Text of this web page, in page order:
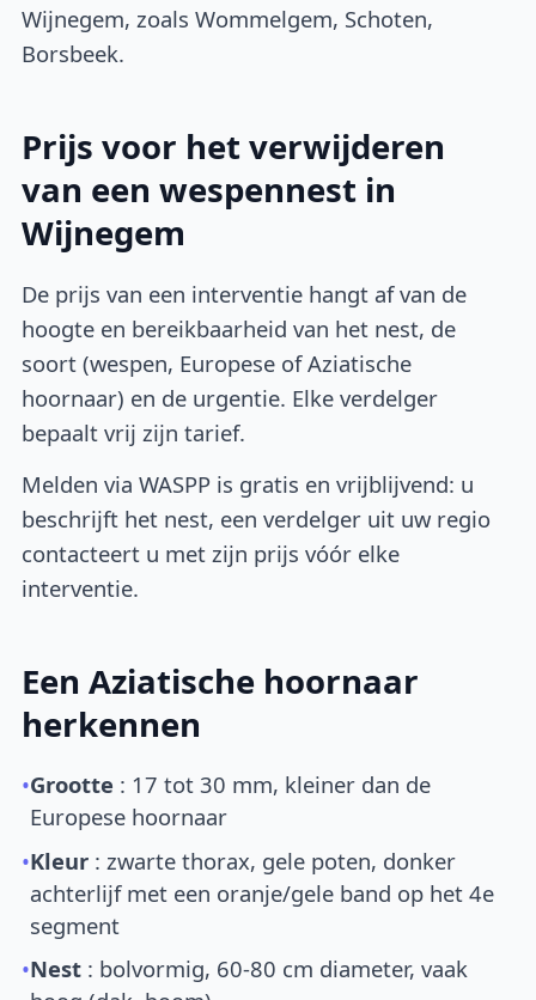
Wijnegem, zoals Wommelgem, Schoten,
Borsbeek.
Prijs voor het verwijderen
van een wespennest in
Wijnegem
De prijs van een interventie hangt af van de
hoogte en bereikbaarheid van het nest, de
soort (wespen, Europese of Aziatische
hoornaar) en de urgentie. Elke verdelger
bepaalt vrij zijn tarief.
Melden via WASPP is gratis en vrijblijvend: u
beschrijft het nest, een verdelger uit uw regio
contacteert u met zijn prijs vóór elke
interventie.
Een Aziatische hoornaar
herkennen
•Grootte : 17 tot 30 mm, kleiner dan de
Europese hoornaar
•Kleur : zwarte thorax, gele poten, donker
achterlijf met een oranje/gele band op het 4e
segment
•Nest : bolvormig, 60-80 cm diameter, vaak